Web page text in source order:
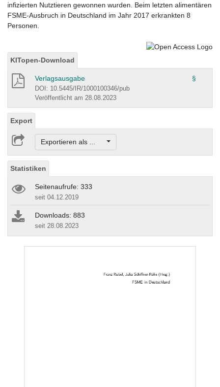
infizierten Nutztieren gewonnen wurden. Beim letzten alimentären
FSME-Ausbruch in Deutschland im Jahr 2017 erkrankten 8
Personen.
KITopen-Download
Verlagsausgabe §
DOI: 10.5445/IR/1000100346/pub
Veröffentlicht am 28.08.2023
Export
Exportieren als ...
Statistiken
Seitenaufrufe: 333
seit 04.12.2019
Downloads: 883
seit 28.08.2023